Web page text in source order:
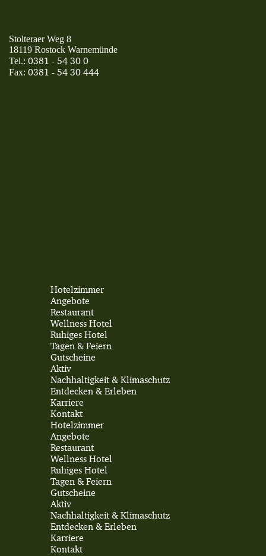
Stolteraer Weg 8
18119 Rostock Warnemünde
Tel.: 0381 - 54 30 0
Fax: 0381 - 54 30 444
Hotelzimmer
Angebote
Restaurant
Wellness Hotel
Ruhiges Hotel
Tagen & Feiern
Gutscheine
Aktiv
Nachhaltigkeit & Klimaschutz
Entdecken & Erleben
Karriere
Kontakt
Hotelzimmer
Angebote
Restaurant
Wellness Hotel
Ruhiges Hotel
Tagen & Feiern
Gutscheine
Aktiv
Nachhaltigkeit & Klimaschutz
Entdecken & Erleben
Karriere
Kontakt